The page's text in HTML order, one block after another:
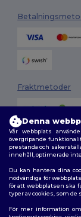
Fraktmetoder
Följ oss
Denna
Vår webbplats
övergripande
prestanda och
innehåll, optimerade
Du kan hantera dina
nödvändiga för
för att webbplatsen ska
typer av cookies, som
För mer information